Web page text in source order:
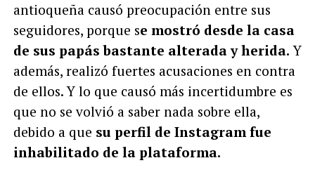
antioqueña causó preocupación entre sus
seguidores, porque se mostró desde la casa
de sus papás bastante alterada y herida. Y
además, realizó fuertes acusaciones en contra
de ellos. Y lo que causó más incertidumbre es
que no se volvió a saber nada sobre ella,
debido a que su perfil de Instagram fue
inhabilitado de la plataforma.